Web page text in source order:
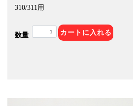
310/311用
数量 カートに入れる